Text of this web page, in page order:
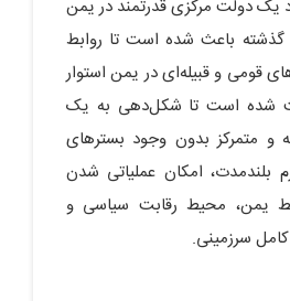
یک دولت مرکزی قدرتمند در یمن
باعث شده است تا روابط
قومی و قبیله‌ای در یمن استوار
شده است تا شکل‌دهی به یک
و متمرکز بدون وجود بسترهای
بلندمدت، امکان عملیاتی شدن
یمن، محیط رقابت سیاسی و
سرزمینی.